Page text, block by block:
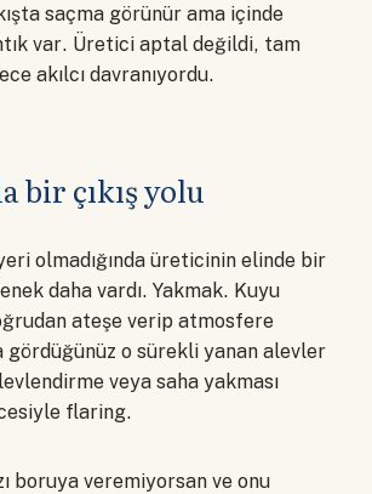
saçma görünür ama içinde
var. Üretici aptal değildi, tam
akılcı davranıyordu.
bir çıkış yolu
olmadığında üreticinin elinde bir
daha vardı. Yakmak. Kuyu
ateşe verip atmosfere
gördüğünüz o sürekli yanan alevler
veya saha yakması
flaring.
boruya veremiyorsan ve onu